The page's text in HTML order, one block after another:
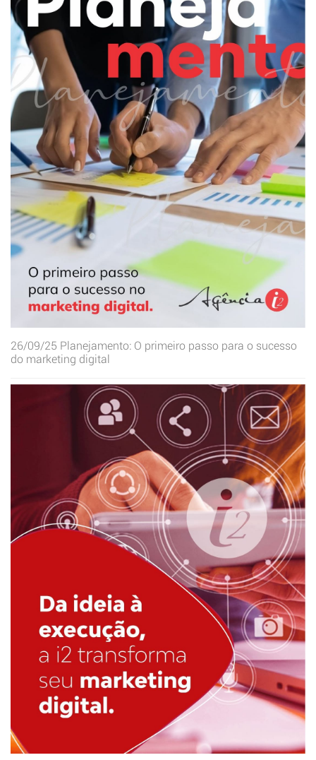
26/09/25 Planejamento: O primeiro passo para o sucesso
do marketing digital